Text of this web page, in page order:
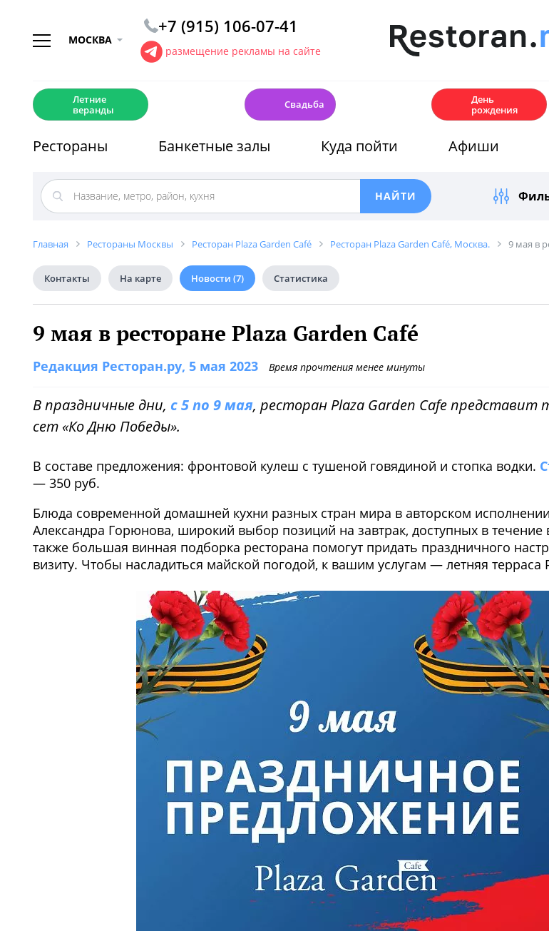
МОСКВА
+7 (915) 106-07-41
размещение рекламы на сайте
Летние
веранды
Свадьба
День
рождения
Рестораны Банкетные залы Куда пойти Афиши
Главная Рестораны Москвы Ресторан Plaza Garden Café Ресторан Plaza Garden Café, Москва. 9 мая в
Контакты На карте Новости (7) Статистика
9 мая в ресторане Plaza Garden Café
Редакция Ресторан.ру, 5 мая 2023 Время прочтения менее минуты
В праздничные дни, с 5 по 9 мая, ресторан Plaza Garden Cafe представит
сет «Ко Дню Победы».
В составе предложения: фронтовой кулеш с тушеной говядиной и стопка водки.
— 350 руб.
Блюда современной домашней кухни разных стран мира в авторском
Александра Горюнова, широкий выбор позиций на завтрак, доступных в течение
также большая винная подборка ресторана помогут придать праздничного
визиту. Чтобы насладиться майской погодой, к вашим услугам — летняя терраса